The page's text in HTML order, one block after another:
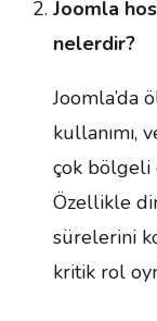
Joomla
nelerdir?
Joomla’da
kullanımı,
çok bölgeli
Özellikle
sürelerini
kritik rol